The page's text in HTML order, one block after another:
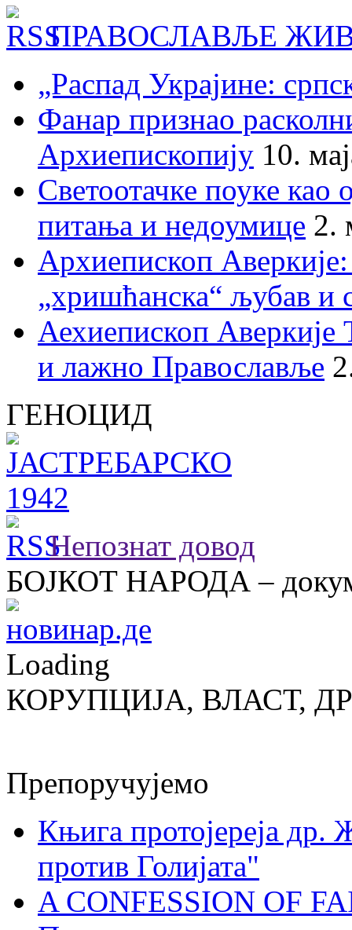
ПРАВОСЛАВЉЕ
„Распад Украјине:
Фанар признао
Архиепископију 10.
Светоотачке поуке као
питања и недоумице 2.
Архиепископ
„хришћанска“ љубав и
Аехиепископ
и лажно Православље
ГЕНОЦИД
Непознат довод
БОЈКОТ НАРОДА –
Loading
КОРУПЦИЈА, ВЛАСТ,
Препоручујемо
Књига протојереја др.
против Голијата"
A CONFESSION OF